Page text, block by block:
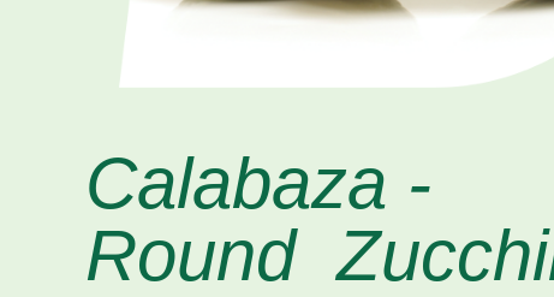
Calabaza -
Round